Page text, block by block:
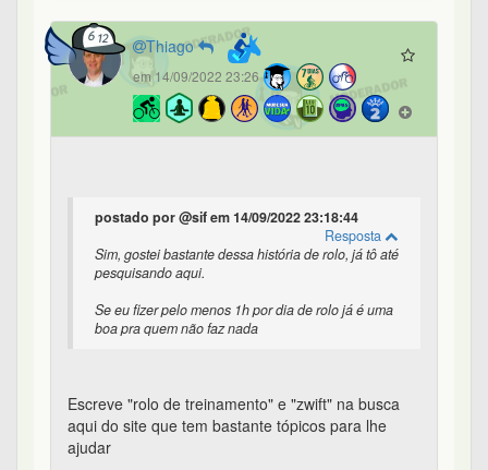
Thiago
em 14/09/2022 23:26
postado por @sif em 14/09/2022 23:18:44
Resposta
Sim, gostei bastante dessa história de rolo, já tô até
pesquisando aqui.
Se eu fizer pelo menos 1h por dia de rolo já é uma
boa pra quem não faz nada
Escreve "rolo de treinamento" e "zwift" na busca
aqui do site que tem bastante tópicos para lhe
ajudar